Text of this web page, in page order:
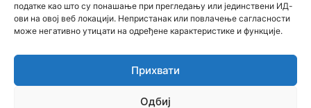
податке као што су понашање при прегледању или јединствени ИД-
ови на овој веб локацији. Непристанак или повлачење сагласности
може негативно утицати на одређене карактеристике и функције.
Прихвати
Одбиј